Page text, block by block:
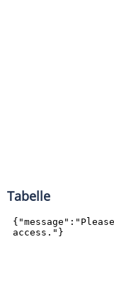
Tabelle